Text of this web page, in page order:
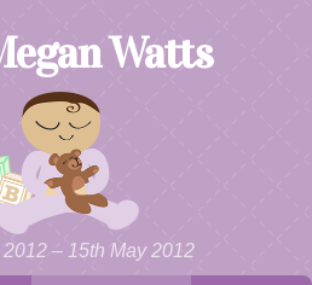
Watts
– 15th May 2012